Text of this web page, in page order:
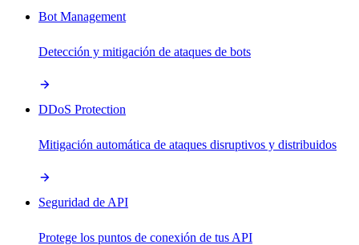
Bot Management
Detección y mitigación de ataques de bots
DDoS Protection
Mitigación automática de ataques disruptivos y distribuidos
Seguridad de API
Protege los puntos de conexión de tus API